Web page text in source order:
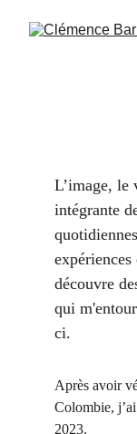
L’image, le
intégrante
découvre
qui
ci.
Après avoir
Colombie,
2023.